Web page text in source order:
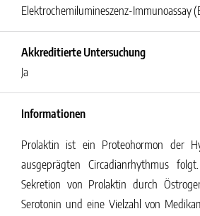
Elektrochemilumineszenz-Immunoassay
Akkreditierte Untersuchung
Ja
Informationen
Prolaktin ist ein Proteohormon der
ausgeprägten Circadianrhythmus
Sekretion von Prolaktin durch
Serotonin und eine Vielzahl von